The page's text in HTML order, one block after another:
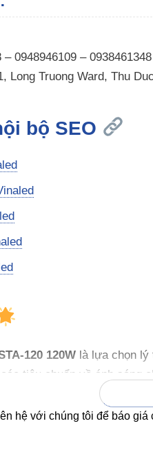
0948946109 – 0938461348
Long Truong Ward, Thu
bộ SEO
120 120Wlà lựa chọn lý
tiêu chuẩn về ánh
phẩm LED Vinaled để nâng
hệ với chúng tôi để báo giá